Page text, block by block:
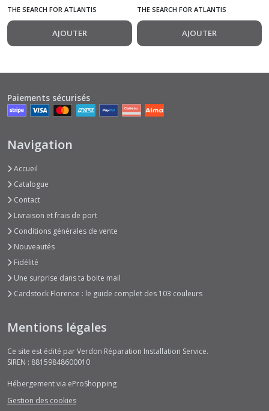
ITDcollection Atlantis
THE SEARCH FOR ATLANTIS
AJOUTER
THE SEARCH FOR ATLANTIS
AJOUTER
Paiements sécurisés
Navigation
Accueil
Catalogue
Contact
Livraison et frais de port
Conditions générales de vente
Nouveautés
Fidélité
Une surprise dans ta boite mail
Cardstock Florence : le guide complet des 103 couleurs
Mentions légales
Ce site est édité par Verdon Réparation Installation Service.
SIREN : 88159848600010
Hébergement via eProShopping
Gestion des cookies